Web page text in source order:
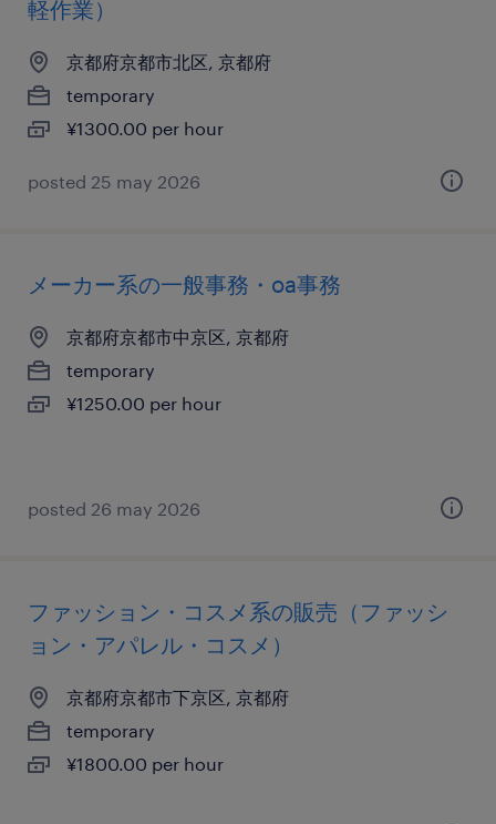
軽作業）
京都府京都市北区, 京都府
temporary
¥1300.00 per hour
posted 25 may 2026
メーカー系の一般事務・oa事務
京都府京都市中京区, 京都府
temporary
¥1250.00 per hour
posted 26 may 2026
ファッション・コスメ系の販売（ファッシ
ョン・アパレル・コスメ）
京都府京都市下京区, 京都府
temporary
¥1800.00 per hour